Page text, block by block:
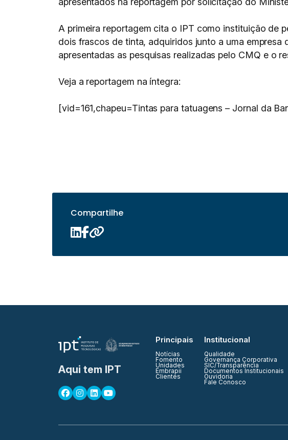
A primeira reportagem cita o IPT como instituição de
dois frascos de tinta, adquiridos junto a uma
apresentadas as pesquisas realizadas pelo CMQ e o
Veja a reportagem na íntegra:
[vid=161,chapeu=Tintas para tatuagens – Jornal da
Compartilhe
Aqui tem IPT
Principais
Notícias
Fomento
Unidades
Embrapii
Clientes
Institucional
Qualidade
Governança Corporativa
SIC/Transparência
Documentos Institucionais
Ouvidoria
Fale Conosco